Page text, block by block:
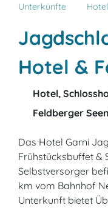
Unterkünfte
Hotel &
Hotel,
Feldberger
Das Hotel Garni
Frühstücksbuffet &
Selbstversorger
km vom Bahnhof
Unterkunft bietet